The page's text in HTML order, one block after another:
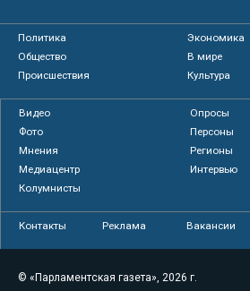
Политика
Экономика
Общество
В мире
Происшествия
Культура
Видео
Опросы
Фото
Персоны
Мнения
Регионы
Медиацентр
Интервью
Колумнисты
Контакты Реклама Вакансии
© «Парламентская газета», 2026 г.